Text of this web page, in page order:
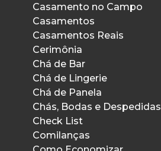
Casamento no Campo
Casamentos
Casamentos Reais
Cerimônia
Chá de Bar
Chá de Lingerie
Chá de Panela
Chás, Bodas e Despedidas
Check List
Comilanças